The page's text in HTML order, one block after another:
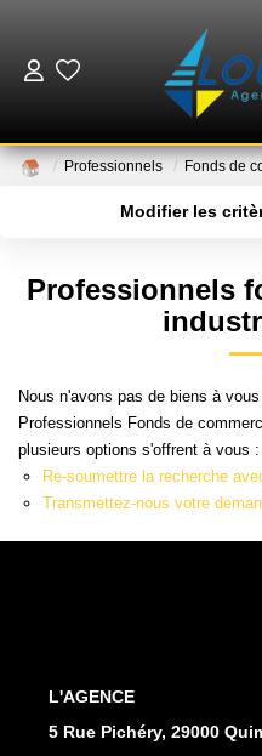
MISE
Qui
Professionnels Fonds de
Modifier les
Type de bien
Créer une alerte
Professionnels
Nous n'avons pas de biens à
Professionnels Fonds de
plusieurs options s'offrent à vous :
Re-soumettre la recherche
Transmettez-nous votre
L'AGENCE
5 Rue Pichéry, 29000